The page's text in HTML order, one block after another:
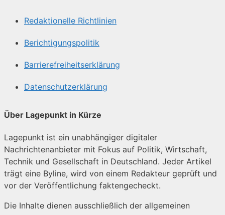
Redaktionelle Richtlinien
Berichtigungspolitik
Barrierefreiheitserklärung
Datenschutzerklärung
Über Lagepunkt in Kürze
Lagepunkt ist ein unabhängiger digitaler
Nachrichtenanbieter mit Fokus auf Politik, Wirtschaft,
Technik und Gesellschaft in Deutschland. Jeder Artikel
trägt eine Byline, wird von einem Redakteur geprüft und
vor der Veröffentlichung faktengecheckt.
Die Inhalte dienen ausschließlich der allgemeinen